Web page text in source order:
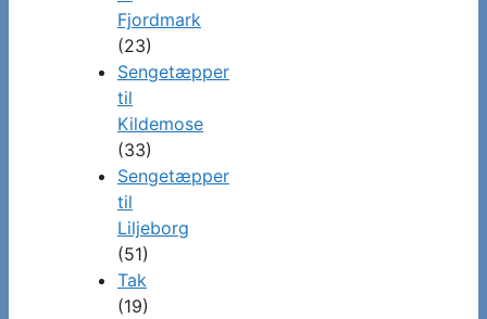
Fjordmark
(23)
Sengetæpper
til
Kildemose
(33)
Sengetæpper
til
Liljeborg
(51)
Tak
(19)